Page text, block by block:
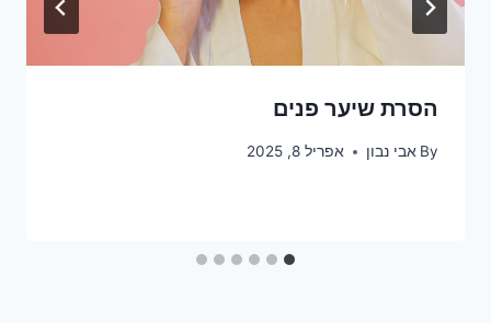
הסרת שיער פנים
By אבי נבון אפריל 8, 2025